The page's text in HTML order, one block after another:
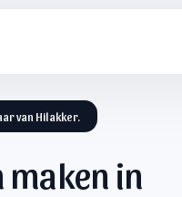
van Hilakker.
maken in